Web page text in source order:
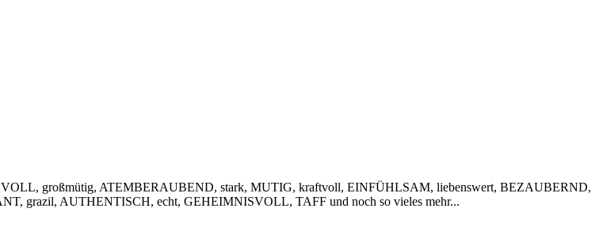
großmütig, ATEMBERAUBEND, stark, MUTIG, kraftvoll, EINFÜHLSAM, liebenswert, BEZAUBERND,
grazil, AUTHENTISCH, echt, GEHEIMNISVOLL, TAFF und noch so vieles mehr...